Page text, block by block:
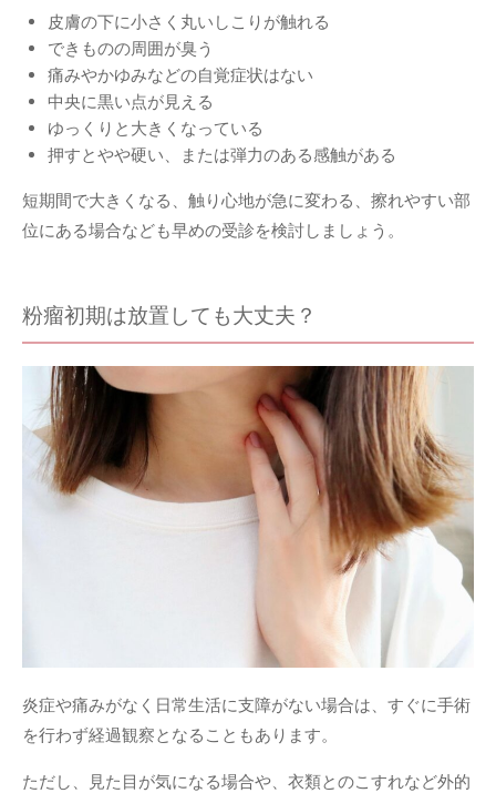
皮膚の下に小さく丸いしこりが触れる
できものの周囲が臭う
痛みやかゆみなどの自覚症状はない
中央に黒い点が見える
ゆっくりと大きくなっている
押すとやや硬い、または弾力のある感触がある
短期間で大きくなる、触り心地が急に変わる、擦れやすい部
位にある場合なども早めの受診を検討しましょう。
粉瘤初期は放置しても大丈夫？
炎症や痛みがなく日常生活に支障がない場合は、すぐに手術
を行わず経過観察となることもあります。
ただし、見た目が気になる場合や、衣類とのこすれなど外的